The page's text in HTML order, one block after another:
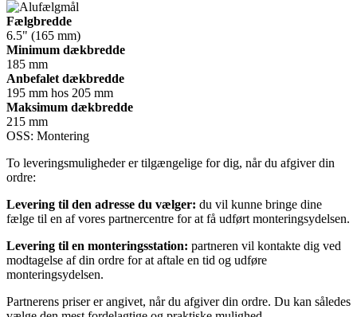
Fælgbredde
6.5" (165 mm)
Minimum dækbredde
185 mm
Anbefalet dækbredde
195 mm hos 205 mm
Maksimum dækbredde
215 mm
OSS: Montering
To leveringsmuligheder er tilgængelige for dig, når du afgiver din
ordre:
Levering til den adresse du vælger: du vil kunne bringe dine
fælge til en af vores partnercentre for at få udført monteringsydelsen.
Levering til en monteringsstation: partneren vil kontakte dig ved
modtagelse af din ordre for at aftale en tid og udføre
monteringsydelsen.
Partnerens priser er angivet, når du afgiver din ordre. Du kan således